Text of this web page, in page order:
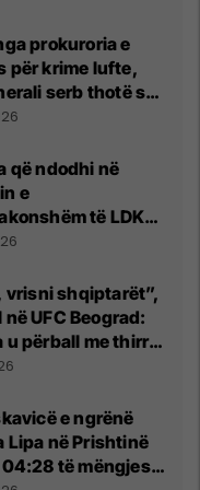
prokuroria e
për krime lufte,
serb thotë se
tradhtoi në
që ndodhi në
e
të LDK-
vrisni shqiptarët”,
UFC Beograd:
u përball me thirrje
nga
e ngrënë
Lipa në Prishtinë
04:28 të mëngjesit